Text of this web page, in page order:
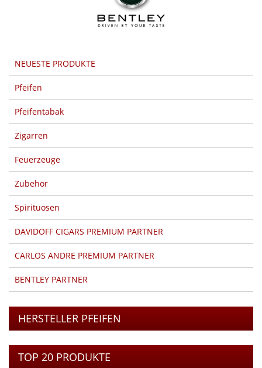
NEUESTE PRODUKTE
Pfeifen
Pfeifentabak
Zigarren
Feuerzeuge
Zubehör
Spirituosen
DAVIDOFF CIGARS PREMIUM PARTNER
CARLOS ANDRE PREMIUM PARTNER
BENTLEY PARTNER
HERSTELLER PFEIFEN
TOP 20 PRODUKTE